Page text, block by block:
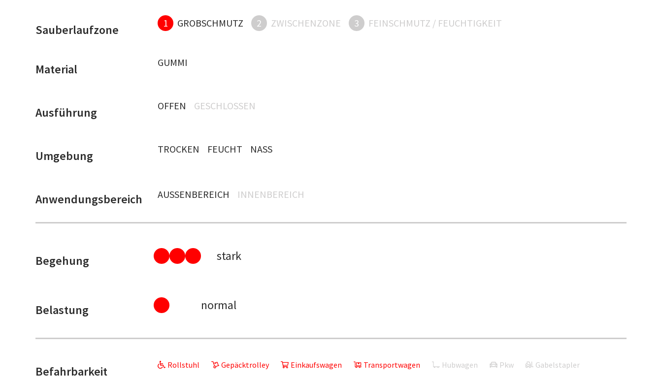
Sauberlaufzone 1 GROBSCHMUTZ 2 ZWISCHENZONE 3 FEINSCHMUTZ / FEUCHTIGKEIT
Material GUMMI
Ausführung OFFEN GESCHLOSSEN
Umgebung TROCKEN FEUCHT NASS
Anwendungsbereich AUSSENBEREICH INNENBEREICH
Begehung stark
Belastung normal
Befahrbarkeit Rollstuhl Gepäcktrolley Einkaufswagen Transportwagen Hubwagen Pkw Gabelstapler